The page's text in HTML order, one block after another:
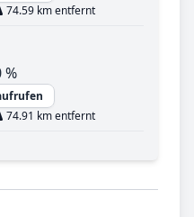
74.59 km entfernt
%
74.91 km entfernt